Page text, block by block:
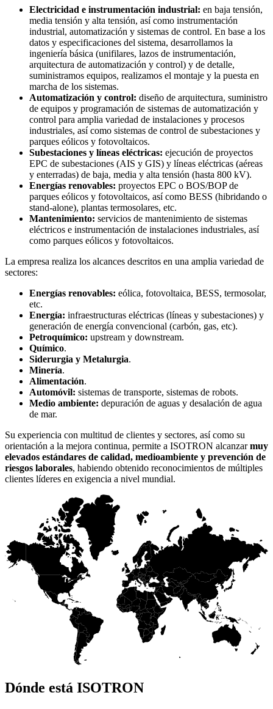
Electricidad e instrumentación industrial: en baja tensión,
media tensión y alta tensión, así como instrumentación
industrial, automatización y sistemas de control. En base a los
datos y especificaciones del sistema, desarrollamos la
ingeniería básica (unifilares, lazos de instrumentación,
arquitectura de automatización y control) y de detalle,
suministramos equipos, realizamos el montaje y la puesta en
marcha de los sistemas.
Automatización y control: diseño de arquitectura, suministro
de equipos y programación de sistemas de automatización y
control para amplia variedad de instalaciones y procesos
industriales, así como sistemas de control de subestaciones y
parques eólicos y fotovoltaicos.
Subestaciones y líneas eléctricas: ejecución de proyectos
EPC de subestaciones (AIS y GIS) y líneas eléctricas (aéreas
y enterradas) de baja, media y alta tensión (hasta 800 kV).
Energías renovables: proyectos EPC o BOS/BOP de
parques eólicos y fotovoltaicos, así como BESS (hibridando o
stand-alone), plantas termosolares, etc.
Mantenimiento: servicios de mantenimiento de sistemas
eléctricos e instrumentación de instalaciones industriales, así
como parques eólicos y fotovoltaicos.
La empresa realiza los alcances descritos en una amplia variedad de
sectores:
Energías renovables: eólica, fotovoltaica, BESS, termosolar,
etc.
Energía: infraestructuras eléctricas (líneas y subestaciones) y
generación de energía convencional (carbón, gas, etc).
Petroquímico: upstream y downstream.
Químico.
Siderurgia y Metalurgia.
Minería.
Alimentación.
Automóvil: sistemas de transporte, sistemas de robots.
Medio ambiente: depuración de aguas y desalación de agua
de mar.
Su experiencia con multitud de clientes y sectores, así como su
orientación a la mejora continua, permite a ISOTRON alcanzarmuy
elevados estándares de calidad, medioambiente y prevención de
riesgos laborales, habiendo obtenido reconocimientos de múltiples
clientes líderes en exigencia a nivel mundial.
Dónde está ISOTRON